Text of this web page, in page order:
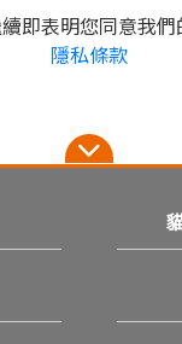
即表明您同意我們
隱私條款